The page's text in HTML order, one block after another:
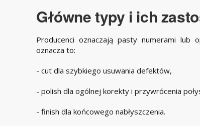
Główne typy i ich
Producenci oznaczają pasty numerami lub
oznacza to:
- cut dla szybkiego usuwania defektów,
- polish dla ogólnej korekty i przywrócenia
- finish dla końcowego nabłyszczenia.